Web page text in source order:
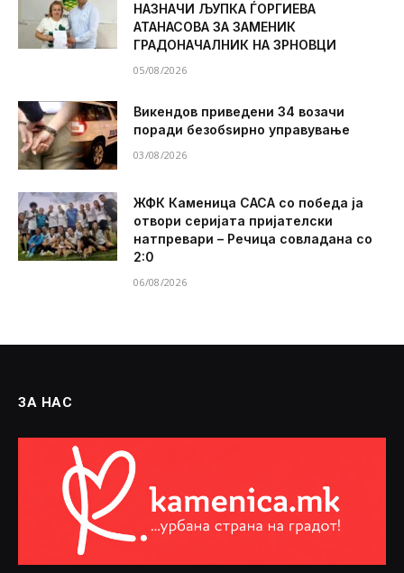
НАЗНАЧИ ЉУПКА ЃОРГИЕВА
АТАНАСОВА ЗА ЗАМЕНИК
ГРАДОНАЧАЛНИК НА ЗРНОВЦИ
05/08/2026
Викендов приведени 34 возачи
поради безобѕирно управување
03/08/2026
ЖФК Каменица САСА со победа ја
отвори серијата пријателски
натпревари – Речица совладана со
2:0
06/08/2026
ЗА НАС